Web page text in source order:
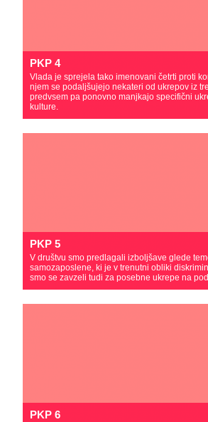
PKP 4
Vlada je sprejela tako imenovani četrti proti
njem se podaljšujejo nekateri od ukrepov iz
predvsem pa ponovno manjkajo specifični
kulture.
PKP 5
V društvu smo predlagali izboljšave glede
samozaposlene, ki je v trenutni obliki
smo se zavzeli tudi za posebne ukrepe na
PKP 6